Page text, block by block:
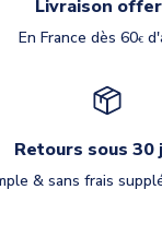
Livraison
En France dès 60€
Retours sous 30
& sans frais